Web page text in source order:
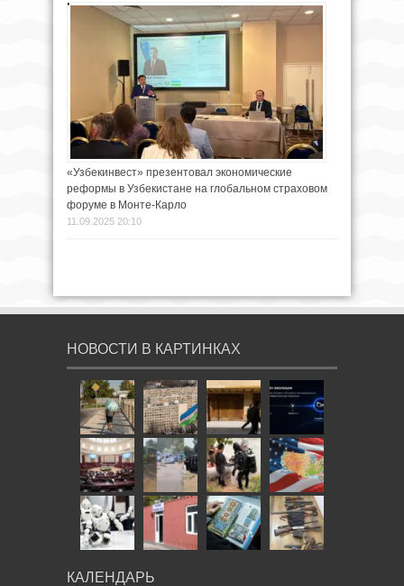
«Узбекинвест» презентовал экономические
реформы в Узбекистане на глобальном страховом
форуме в Монте-Карло
11.09.2025 20:10
НОВОСТИ В КАРТИНКАХ
КАЛЕНДАРЬ